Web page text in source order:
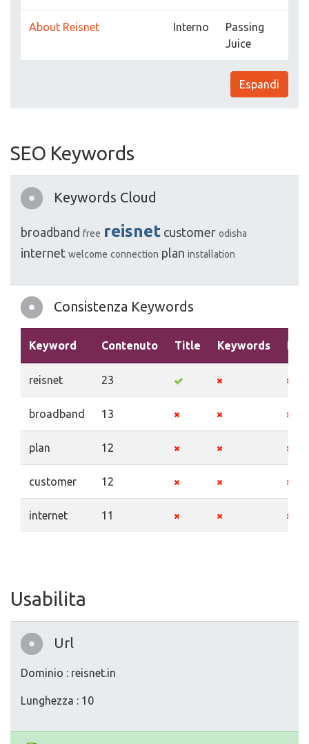
About Reisnet Interno
Passing
Juice
Espandi
SEO Keywords
Keywords Cloud
broadband free reisnet customer odisha
internet welcome connection plan installation
Consistenza Keywords
Keyword Contenuto Title Keywords
reisnet 23
broadband 13
plan 12
customer 12
internet 11
Usabilita
Url
Dominio : reisnet.in
Lunghezza : 10